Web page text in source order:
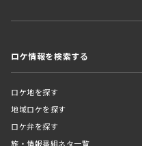
ロケ情報を検索する
ロケ地を探す
地域ロケを探す
ロケ弁を探す
旅・情報番組ネタ一覧